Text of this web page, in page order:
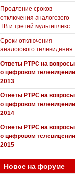
Продление сроков
отключения аналогового
ТВ и третий мультиплекс
Сроки отключения
аналогового телевидения
Ответы РТРС на вопросы
о цифровом телевидении
2013
Ответы РТРС на вопросы
о цифровом телевидении
2014
Ответы РТРС на вопросы
о цифровом телевидении
2015
Новое на форуме